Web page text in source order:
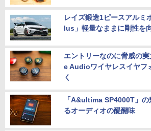
レイズ鍛造1ピースアルミ
lus」軽量なままに剛性を
エントリーなのに脅威の
e Audioワイヤレスイヤフ
く
「A&ultima SP4000T」
るオーディオの醍醐味